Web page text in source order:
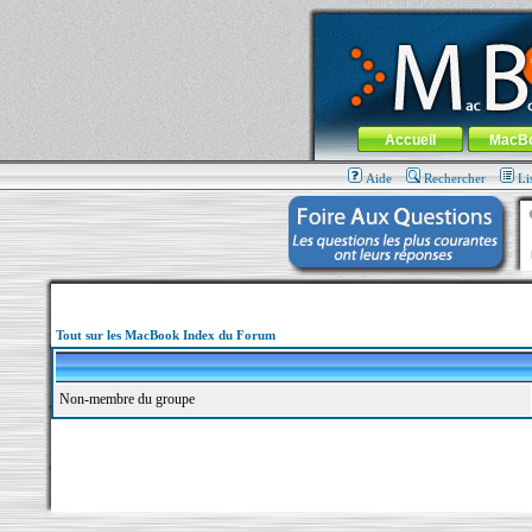
MacBook-fr.com : 100% Apple... 100%
Aller au contenu-Aller au menu
Menu général
Accueil
Aide Rechercher
Tout sur les MacBook Index du Forum
Non-membre du groupe